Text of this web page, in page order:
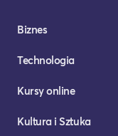
Biznes
Technologia
Kursy online
Kultura i Sztuka